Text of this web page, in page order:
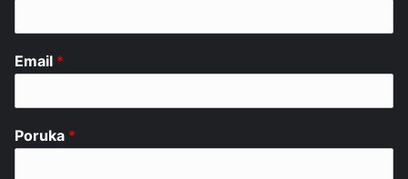
Email *
Poruka *